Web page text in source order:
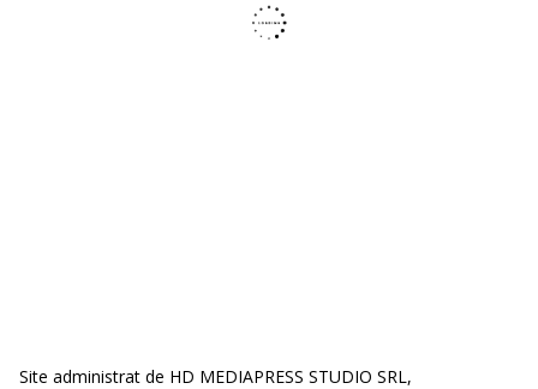
Site administrat de HD MEDIAPRESS STUDIO SRL,